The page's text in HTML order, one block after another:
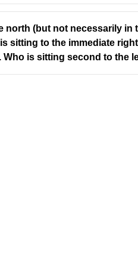
north (but not necessarily in
sitting to the immediate
is sitting second to the